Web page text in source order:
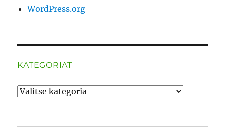
WordPress.org
KATEGORIAT
Kategoriat